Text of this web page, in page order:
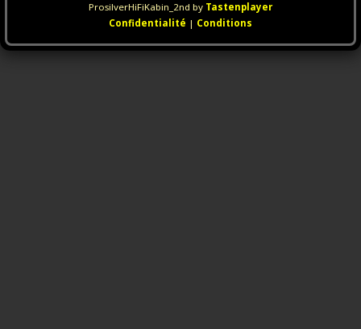
ProsilverHiFiKabin_2nd by Tastenplayer
Confidentialité | Conditions